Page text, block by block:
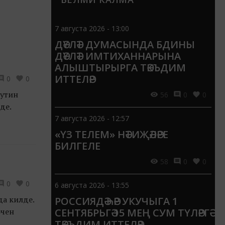
0 0
0 0
килде.
7 августа 2026 - 13:00
ДӘҮЛӘТ ДУМАСЫНДА БДИНЫ
ДӘҮЛӘТ ИМТИХАННАРЫНА
АЛЫШТЫРЫРГА ТӘКЪДИМ
ИТТЕЛӘР
56 0 0
7 августа 2026 - 12:57
«ҮЗ ТЕЛЕМ» НӘТИҖӘЛӘРЕ
БИЛГЕЛЕ
58 0 0
6 августа 2026 - 13:55
РОССИЯДӘ ҺӘР УКУЧЫГА 1
СЕНТЯБРЬГӘ 15 МЕҢ СУМ ТҮЛӘРГӘ